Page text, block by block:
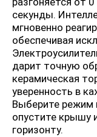
секунды.
мгновенно
обеспечивая
дарит точную
керамическая
уверенность в
Выберите режим
опустите крышу
горизонту.